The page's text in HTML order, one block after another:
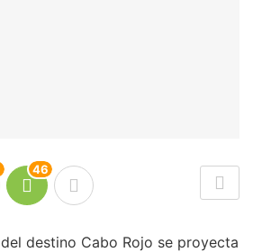
46
destino Cabo Rojo se proyecta